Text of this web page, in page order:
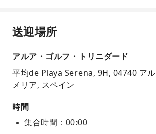
送迎場所
アルア・ゴルフ・トリニダード
平均de Playa Serena, 9H, 04740 アル
メリア, スペイン
時間
集合時間：00:00